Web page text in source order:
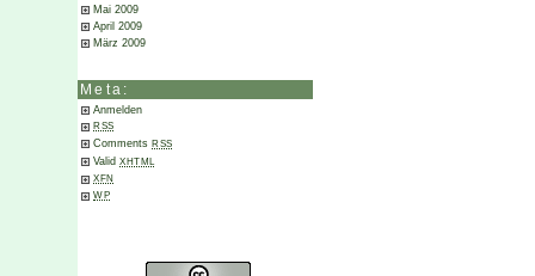
Mai 2009
April 2009
März 2009
Meta:
Anmelden
RSS
Comments RSS
Valid XHTML
XFN
WP